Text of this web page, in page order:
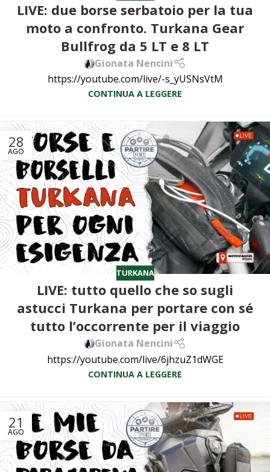
LIVE: due borse serbatoio per la tua
moto a confronto. Turkana Gear
Bullfrog da 5 LT e 8 LT
Gionata Nencini
https://youtube.com/live/-s_yUSNsVtM
CONTINUA A LEGGERE
28
AGO
TURKANA
LIVE: tutto quello che so sugli
astucci Turkana per portare con sé
tutto l’occorrente per il viaggio
Gionata Nencini
https://youtube.com/live/6jhzuZ1dWGE
CONTINUA A LEGGERE
21
AGO